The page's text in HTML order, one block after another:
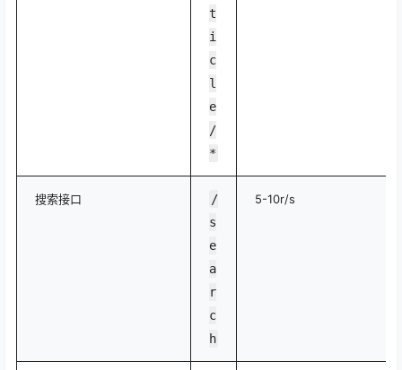
t
i
c
l
e
/
*
搜索接口
/
s
e
a
r
c
h
5-10r/s